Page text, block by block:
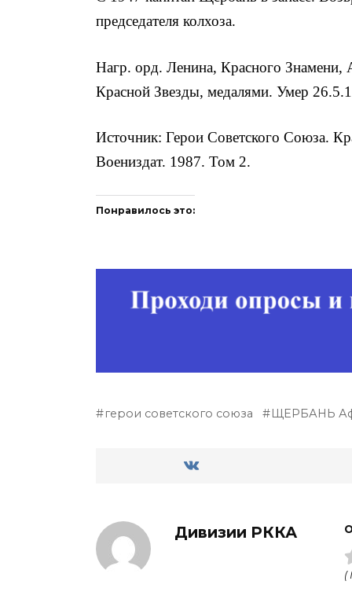
председателя колхоза.
Нагр. орд. Ленина, Красного Знамени,
Красной Звезды, медалями. Умер
Источник: Герои Советского Союза.
Воениздат. 1987. Том 2.
Понравилось это:
герои советского союза ЩЕРБАНЬ
Дивизии РККА
(